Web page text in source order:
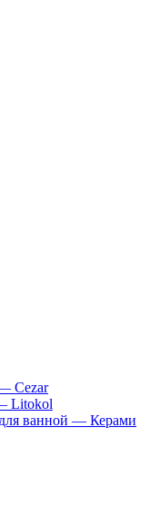
Cezar
Litokol
ванной — Керами